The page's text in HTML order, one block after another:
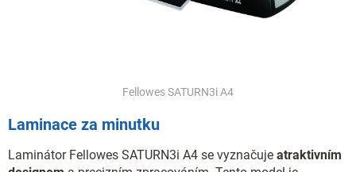
Fellowes SATURN3i A4
Laminace za minutku
Laminátor Fellowes SATURN3i A4 se vyznačuje atraktivním